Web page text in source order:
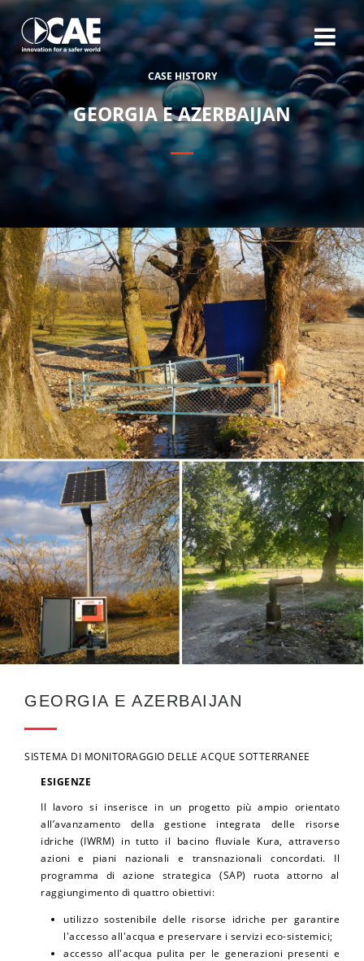
GEORGIAEAZERBAIJAN
CASE HISTORY
GEORGIA E AZERBAIJAN
SISTEMA DI MONITORAGGIO DELLE ACQUE SOTTERRANEE
ESIGENZE
Il lavoro si inserisce in un progetto più ampio orientato
all’avanzamento della gestione integrata delle risorse
idriche (IWRM) in tutto il bacino fluviale Kura, attraverso
azioni e piani nazionali e transnazionali concordati. Il
programma di azione strategica (SAP) ruota attorno al
raggiungimento di quattro obiettivi:
utilizzo sostenibile delle risorse idriche per garantire
l'accesso all'acqua e preservare i servizi eco-sistemici;
accesso all'acqua pulita per le generazioni presenti e